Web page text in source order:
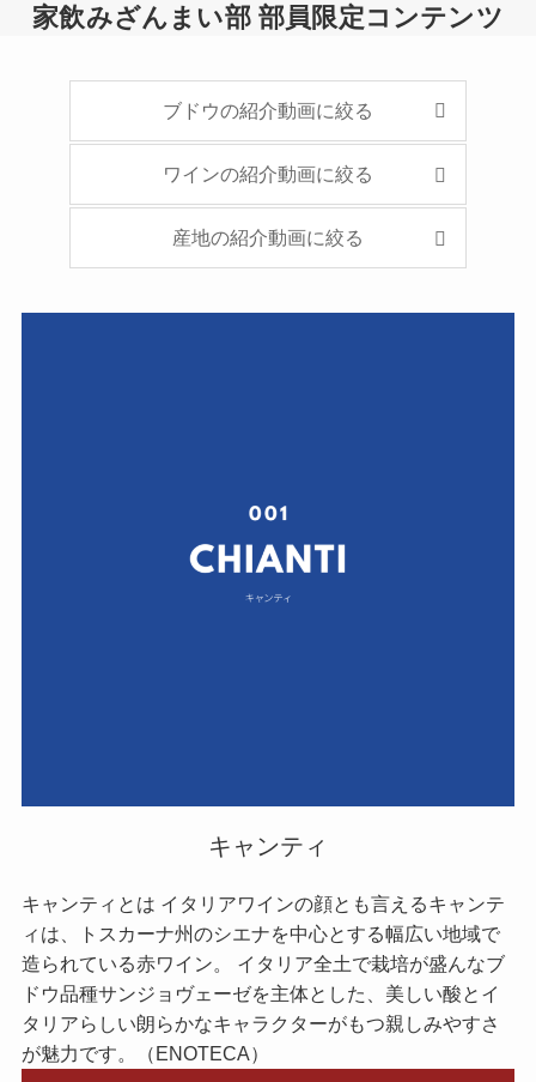
家飲みざんまい部 部員限定コンテンツ
ブドウの紹介動画に絞る
ワインの紹介動画に絞る
産地の紹介動画に絞る
キャンティ
キャンティとは イタリアワインの顔とも言えるキャンテ
ィは、トスカーナ州のシエナを中心とする幅広い地域で
造られている赤ワイン。 イタリア全土で栽培が盛んなブ
ドウ品種サンジョヴェーゼを主体とした、美しい酸とイ
タリアらしい朗らかなキャラクターがもつ親しみやすさ
が魅力です。（ENOTECA）